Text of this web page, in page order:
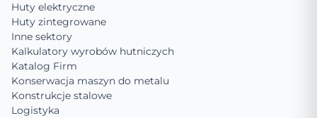
Huty elektryczne
Huty zintegrowane
Inne sektory
Kalkulatory wyrobów hutniczych
Katalog Firm
Konserwacja maszyn do metalu
Konstrukcje stalowe
Logistyka